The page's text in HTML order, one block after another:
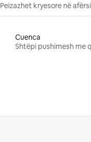
Peizazhet kryesore në afërsi
Cuenca
Shtëpi pushimesh me